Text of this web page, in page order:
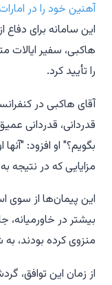
آهنین خود را در
این سامانه برای
هاکبی، سفیر ایالات
را تأیید کرد.
آقای هاکبی در
قدردانی، قدردانی
بگویم؟" او افزود:
مزایایی که در نتیجه
این پیمان‌ها از سوی
بیشتر در
منزوی کرده بودند،
از زمان این توافق،